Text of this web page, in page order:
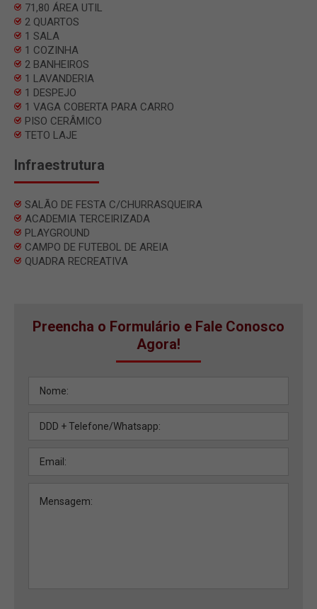
71,80 ÁREA UTIL
2 QUARTOS
1 SALA
1 COZINHA
2 BANHEIROS
1 LAVANDERIA
1 DESPEJO
1 VAGA COBERTA PARA CARRO
PISO CERÂMICO
TETO LAJE
Infraestrutura
SALÃO DE FESTA C/CHURRASQUEIRA
ACADEMIA TERCEIRIZADA
PLAYGROUND
CAMPO DE FUTEBOL DE AREIA
QUADRA RECREATIVA
Preencha o Formulário e Fale Conosco
Agora!